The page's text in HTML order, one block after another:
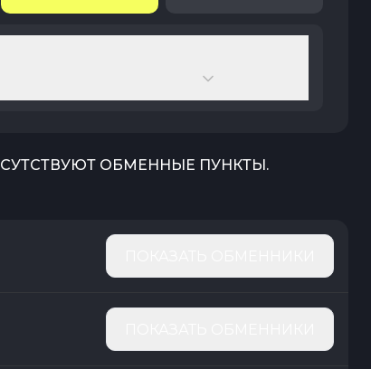
ОБМЕННЫЕ ПУНКТЫ.